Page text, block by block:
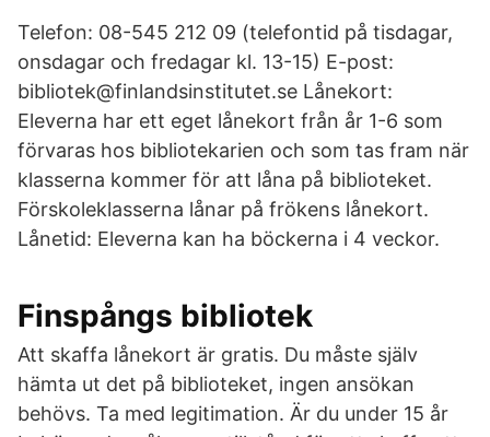
Telefon: 08-545 212 09 (telefontid på tisdagar,
onsdagar och fredagar kl. 13-15) E-post:
bibliotek@finlandsinstitutet.se Lånekort:
Eleverna har ett eget lånekort från år 1-6 som
förvaras hos bibliotekarien och som tas fram när
klasserna kommer för att låna på biblioteket.
Förskoleklasserna lånar på frökens lånekort.
Lånetid: Eleverna kan ha böckerna i 4 veckor.
Finspångs bibliotek
Att skaffa lånekort är gratis. Du måste själv
hämta ut det på biblioteket, ingen ansökan
behövs. Ta med legitimation. Är du under 15 år